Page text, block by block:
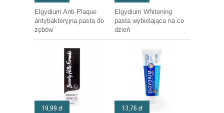
Elgydium Anti-Plaque
antybakteryjna pasta do
zębów
Elgydium Whitening
pasta wybielająca na co
dzień
19,99 zł 13,76 zł